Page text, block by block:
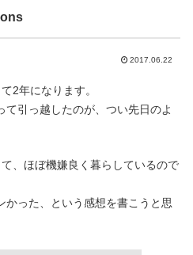
2017.06.22
2年になります。
て引っ越したのが、つい先日のよ
、ほぼ機嫌良く暮らしているので
かった、という感想を書こうと思